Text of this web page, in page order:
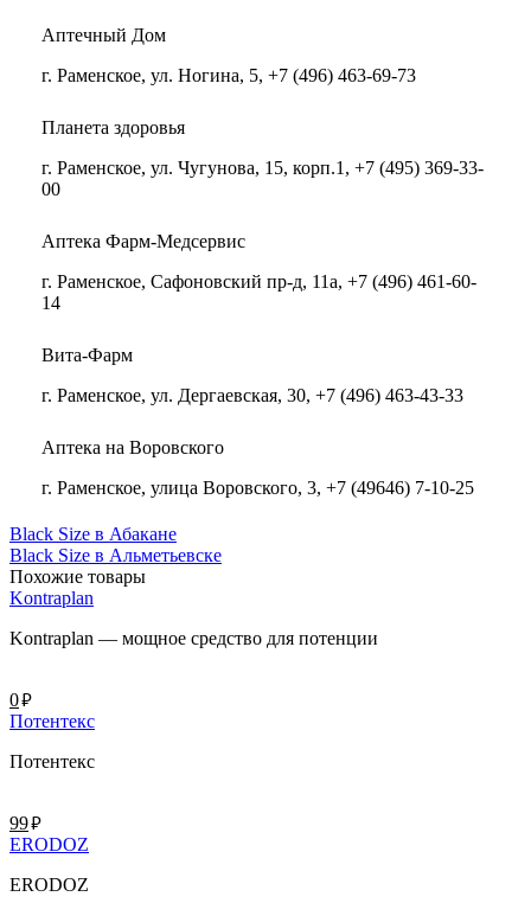
Аптечный Дом
г. Раменское, ул. Ногина, 5, +7 (496) 463-69-73
Планета здоровья
г. Раменское, ул. Чугунова, 15, корп.1, +7 (495) 369-33-
00
Аптека Фарм-Медсервис
г. Раменское, Сафоновский пр-д, 11а, +7 (496) 461-60-
14
Вита-Фарм
г. Раменское, ул. Дергаевская, 30, +7 (496) 463-43-33
Аптека на Воровского
г. Раменское, улица Воровского, 3, +7 (49646) 7-10-25
Black Size в Абакане
Black Size в Альметьевске
Похожие товары
Kontraplan
Kontraplan — мощное средство для потенции
0руб.
Потентекс
Потентекс
99руб.
ERODOZ
ERODOZ